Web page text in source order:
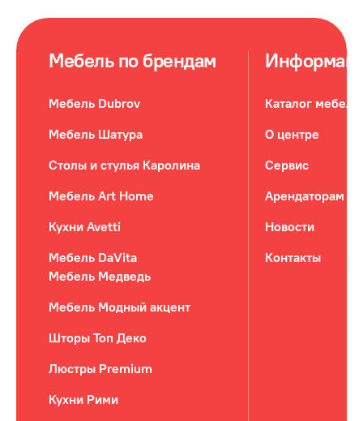
Мебель по брендам
Мебель Dubrov
Мебель Шатура
Столы и стулья Каролина
Мебель Art Home
Кухни Avetti
Мебель DaVita
Мебель Медведь
Мебель Модный акцент
Шторы Топ Деко
Люстры Premium
Кухни Рими
Каталог мебели
О центре
Сервис
Арендаторам
Новости
Контакты